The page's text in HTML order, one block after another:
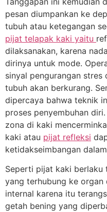
pesan diumpankan ke
tubuh atau ketegangan
pijat telapak kaki yaitu
dilaksanakan, karena
dirinya untuk mode.
sinyal pengurangan stres
tubuh akan berkurang.
dipercaya bahwa teknik
proses penyembuhan
zona di kaki
kaki atau pijat refleksi
ketidakseimbangan
Seperti pijat kaki
yang terhubung ke
internal karena itu
getah bening yang